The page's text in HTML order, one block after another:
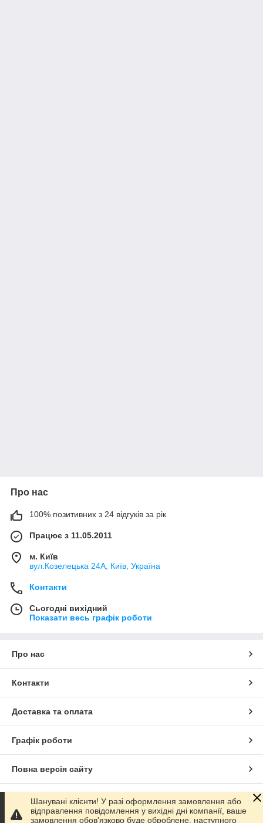
Про нас
100% позитивних з 24 відгуків за рік
Працює з 11.05.2011
м. Київ
вул.Козелецька 24А, Київ, Україна
Контакти
Сьогодні вихідний
Показати весь графік роботи
Про нас
Контакти
Доставка та оплата
Графік роботи
Повна версія сайту
Сайт створено на маркетплейсі
Шанувані клієнти! У разі оформлення замовлення або
відправлення повідомлення у вихідні дні компанії, ваше
замовлення обов'язково буде оброблене, наступного